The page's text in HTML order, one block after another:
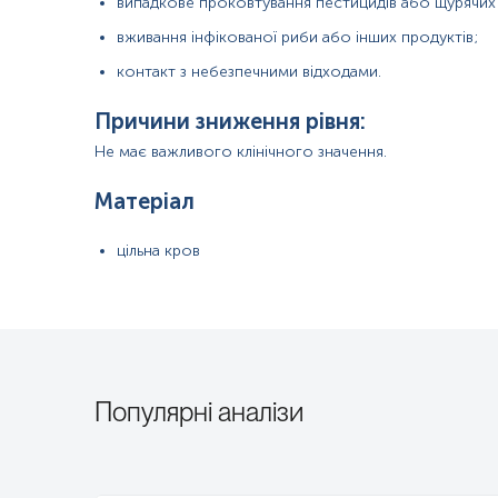
вживання інфікованої риби або інших продуктів;
контакт з небезпечними відходами.
Причини зниження рівня:
Не має важливого клінічного значення.
Матеріал
цільна кров
Популярні аналізи